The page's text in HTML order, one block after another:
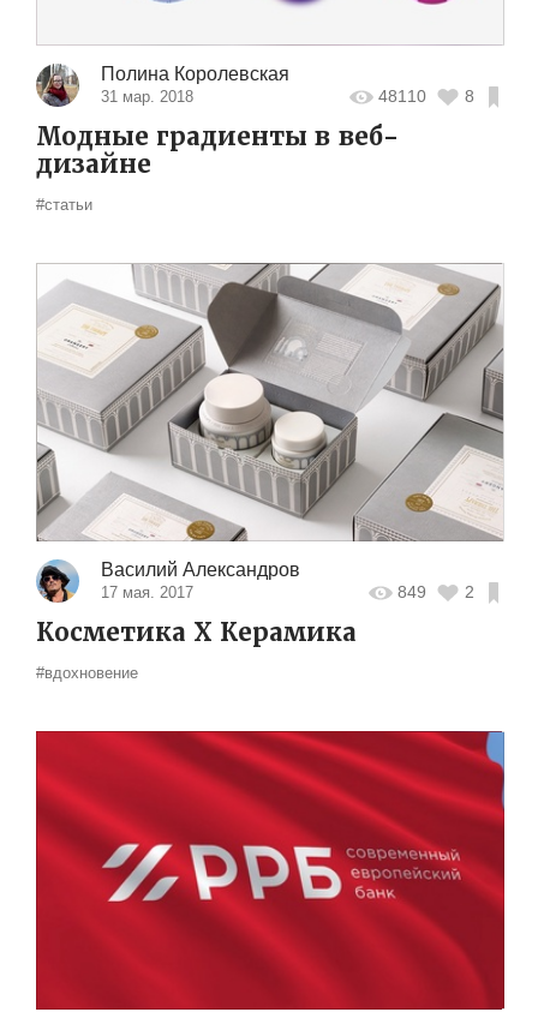
Полина Королевская
31 мар. 2018 48110 8
Модные градиенты в веб-
дизайне
#статьи
Василий Александров
17 мая. 2017 849 2
Косметика X Керамика
#вдохновение